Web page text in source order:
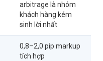
arbitrage là nhóm
khách hàng kém
sinh lời nhất
0,8–2,0 pip markup
tích hợp